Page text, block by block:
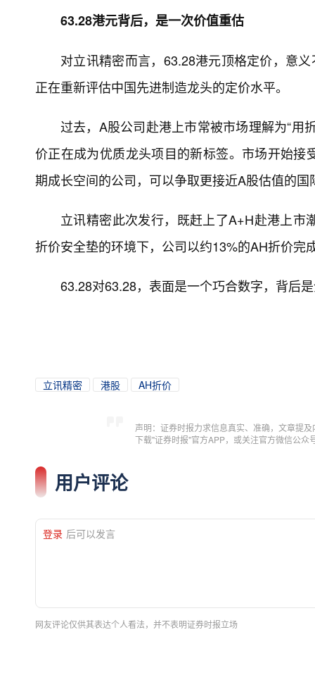
63.28港元背后，是一次价值重估
对立讯精密而言，63.28港元顶格定价，意
正在重新评估中国先进制造龙头的定价水平。
过去，A股公司赴港上市常被市场理解为“用
价正在成为优质龙头项目的新标签。市场开始
期成长空间的公司，可以争取更接近A股估值的国
立讯精密此次发行，既赶上了A+H赴港上
折价安全垫的环境下，公司以约13%的AH折价完
63.28对63.28，表面是一个巧合数字，背后
立讯精密 港股 AH折价
声明：证券时报力求信息真实、准确，文章提
下载"证券时报"官方APP，或关注官方微信公
用户评论
登录 后可以发言
网友评论仅供其表达个人看法，并不表明证券时报立场